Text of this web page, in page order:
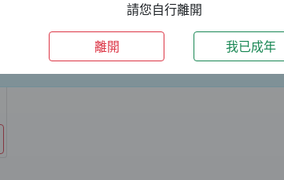
請您自行離開
離開 我已成年
VIP 升級69折優惠，一年只要
1499TWD+加碼送 3 個月～好康優惠等你來。